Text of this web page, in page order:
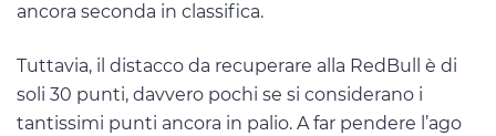
ancora seconda in classifica.
Tuttavia, il distacco da recuperare alla RedBull è di
soli 30 punti, davvero pochi se si considerano i
tantissimi punti ancora in palio. A far pendere l’ago